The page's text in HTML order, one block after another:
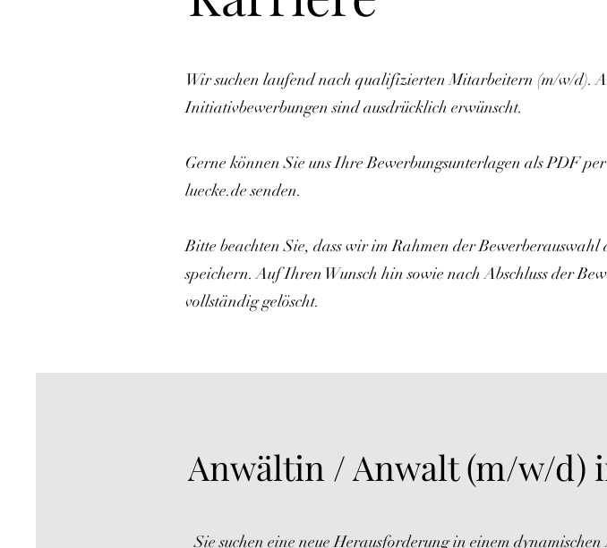
Wir suchen laufend nach qualifizierten Mitarbeitern (m/w/d).
Initiativbewerbungen sind ausdrücklich erwünscht.
Gerne können Sie uns Ihre Bewerbungsunterlagen als PDF
luecke.desenden.
Bitte beachten Sie, dass wir im Rahmen der
speichern. Auf Ihren Wunsch hin sowie nach Abschluss der
vollständig gelöscht.
Anwältin / Anwalt (m/w/d)
Sie suchen eine neue Herausforderung in einem